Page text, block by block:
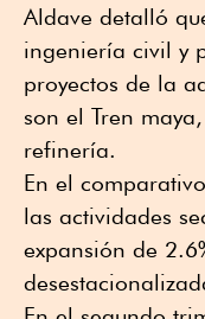
Aldave detalló
ingeniería civil y
proyectos de la
son el Tren
refinería.
En el
las actividades
expansión de